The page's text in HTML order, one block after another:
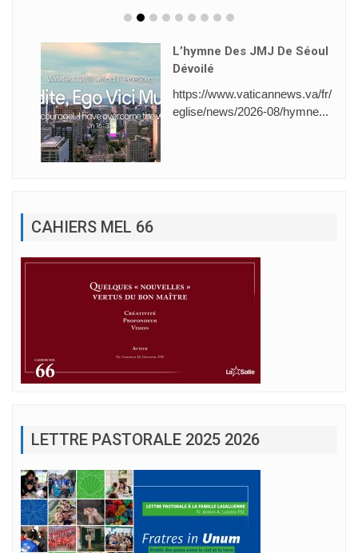
L’hymne Des JMJ De Séoul
Dévoilé
https://www.vaticannews.va/fr/
eglise/news/2026-08/hymne...
CAHIERS MEL 66
LETTRE PASTORALE 2025 2026